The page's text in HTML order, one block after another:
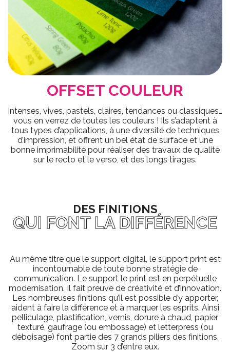
OFFSET COULEUR
Intenses, vives, pastels, claires, tendances ou classiques…
vous en verrez de toutes les couleurs ! Ils s’adaptent à
tous types d’applications, à une diversité de techniques
d’impression, et offrent un bel état de surface et une
bonne imprimabilité pour réaliser des travaux de qualité
sur le recto et le verso, et des longs tirages.
DES FINITIONS
QUI FONT LA DIFFÉRENCE
Au même titre que le support digital, le support print est
incontournable de toute bonne stratégie de
communication. Le support le print est en perpétuelle
modernisation. Il fait preuve de créativité et d’innovation.
Les nombreuses finitions qu’il est possible d’y apporter,
aident à faire la différence et à marquer les esprits. Ainsi
pelliculage, plastification, vernis, dorure à chaud, papier
texturé, gaufrage (ou embossage) et letterpress (ou
déboisage) font partie des 7 grands piliers des finitions.
Zoom sur 3 d’entre eux.